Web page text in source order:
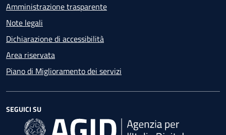
Amministrazione trasparente
Note legali
Dichiarazione di accessibilità
Area riservata
Piano di Miglioramento dei servizi
SEGUICI SU